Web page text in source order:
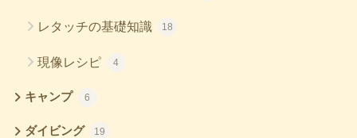
レタッチの基礎知識 18
現像レシピ 4
キャンプ 6
ダイビング 19